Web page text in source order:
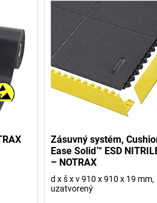
Zásuvný systém,
Ease Solid™ ESD
– NOTRAX
d x š x v 910 x 910 x 19 mm,
uzatvorený